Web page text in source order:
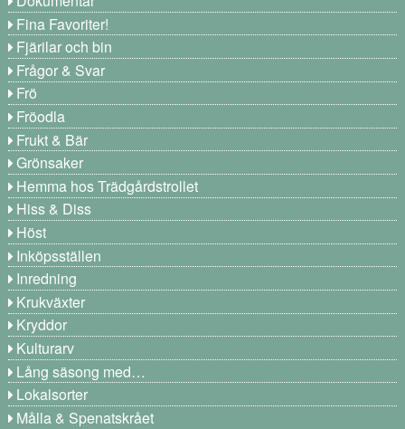
Fina Favoriter!
Fjärilar och bin
Frågor & Svar
Frö
Fröodla
Frukt & Bär
Grönsaker
Hemma hos Trädgårdstrollet
Hiss & Diss
Höst
Inköpsställen
Inredning
Krukväxter
Kryddor
Kulturarv
Lång säsong med…
Lokalsorter
Målla & Spenatskrået